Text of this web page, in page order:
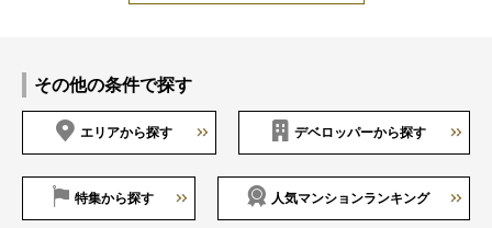
その他の条件で探す
エリアから探す デベロッパーから探す
特集から探す 人気マンションランキング